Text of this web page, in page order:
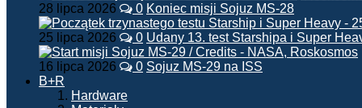
28 lipca 2026 0 Koniec misji Sojuz MS-28
25 lipca 2026 0 Udany 13. test Starshipa i Super
16 lipca 2026 0 Sojuz MS-29 na ISS
B+R
Hardware